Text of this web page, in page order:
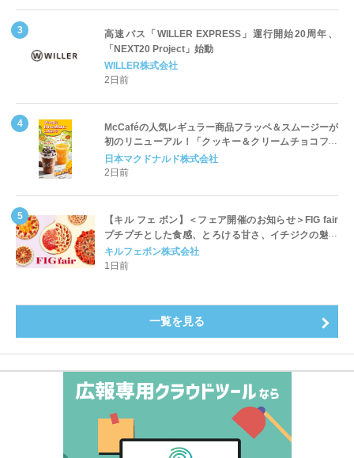
高速バス「WILLER EXPRESS」運行開始20周年、
「NEXT20 Project」始動
WILLER株式会社
2日前
McCaféの人気レギュラー商品フラッペ＆スムージーが
初のリニューアル！「クッキー＆クリームチョコフラ
ッペ」「マンゴースムージー」8月5日（水）から販売
開始
日本マクドナルド株式会社
2日前
【キル フェ ボン】＜フェア開催のお知らせ＞FIG fair
プチプチとした食感、とろける甘さ、イチジクの魅力
をたっぷりと。新作を含め、イチジク尽くしの全4種が
登場8月20日（木）スタート
キルフェボン株式会社
1日前
一覧を見る